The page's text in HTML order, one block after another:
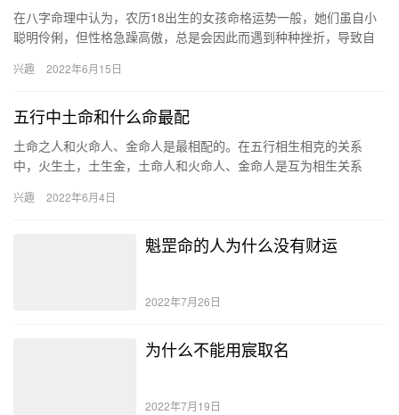
在八字命理中认为，农历18出生的女孩命格运势一般，她们虽自小
聪明伶俐，但性格急躁高傲，总是会因此而遇到种种挫折，导致自
命。 …
兴趣 2022年6月15日
五行中土命和什么命最配
土命之人和火命人、金命人是最相配的。在五行相生相克的关系
中，火生土，土生金，土命人和火命人、金命人是互为相生关系
时还能促进…
兴趣 2022年6月4日
魁罡命的人为什么没有财运
2022年7月26日
为什么不能用宸取名
2022年7月19日